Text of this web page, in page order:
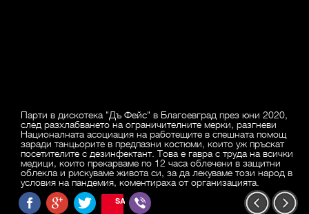
Парти в дискотека "Дъ Фейс" в Благоевград през юни 2020,
след разхлабването на ограничителните мерки, разгневи
Националната асоциация на работещите в спешната помощ
заради танцьорите в предпазни костюми, които уж пръскат
посетителите с дезинфектант. Това е гавра с труда на всички
медици, които прекарваме по 12 часа облечени в защитни
облекла и рискуваме живота си, за да лекуваме този народ в
условия на пандемия, коментираха от организацията.
SAVE